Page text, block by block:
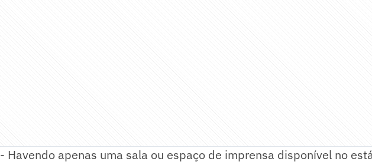
- Havendo apenas uma sala ou espaço de imprensa disponível no